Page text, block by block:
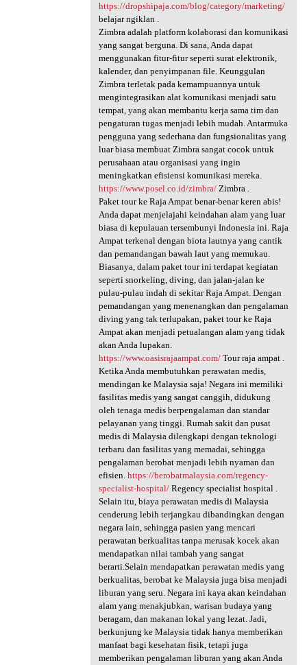
https://dropshipaja.com/blog/category/marketing/
belajar ngiklan .
Zimbra adalah platform kolaborasi dan komunikasi
yang sangat berguna. Di sana, Anda dapat
menggunakan fitur-fitur seperti surat elektronik,
kalender, dan penyimpanan file. Keunggulan
Zimbra terletak pada kemampuannya untuk
mengintegrasikan alat komunikasi menjadi satu
tempat, yang akan membantu kerja sama tim dan
pengaturan tugas menjadi lebih mudah. Antarmuka
pengguna yang sederhana dan fungsionalitas yang
luar biasa membuat Zimbra sangat cocok untuk
perusahaan atau organisasi yang ingin
meningkatkan efisiensi komunikasi mereka.
https://www.posel.co.id/zimbra/Zimbra .
Paket tour ke Raja Ampat benar-benar keren abis!
Anda dapat menjelajahi keindahan alam yang luar
biasa di kepulauan tersembunyi Indonesia ini. Raja
Ampat terkenal dengan biota lautnya yang cantik
dan pemandangan bawah laut yang memukau.
Biasanya, dalam paket tour ini terdapat kegiatan
seperti snorkeling, diving, dan jalan-jalan ke
pulau-pulau indah di sekitar Raja Ampat. Dengan
pemandangan yang menenangkan dan pengalaman
diving yang tak terlupakan, paket tour ke Raja
Ampat akan menjadi petualangan alam yang tidak
akan Anda lupakan.
https://www.oasisrajaampat.com/Tour raja ampat .
Ketika Anda membutuhkan perawatan medis,
mendingan ke Malaysia saja! Negara ini memiliki
fasilitas medis yang sangat canggih, didukung
oleh tenaga medis berpengalaman dan standar
pelayanan yang tinggi. Rumah sakit dan pusat
medis di Malaysia dilengkapi dengan teknologi
terbaru dan fasilitas yang memadai, sehingga
pengalaman berobat menjadi lebih nyaman dan
efisien. https://berobatmalaysia.com/regency-
specialist-hospital/Regency specialist hospital .
Selain itu, biaya perawatan medis di Malaysia
cenderung lebih terjangkau dibandingkan dengan
negara lain, sehingga pasien yang mencari
perawatan berkualitas tanpa merusak kocek akan
mendapatkan nilai tambah yang sangat
berarti.Selain mendapatkan perawatan medis yang
berkualitas, berobat ke Malaysia juga bisa menjadi
liburan yang seru. Negara ini kaya akan keindahan
alam yang menakjubkan, warisan budaya yang
beragam, dan makanan lokal yang lezat. Jadi,
berkunjung ke Malaysia tidak hanya memberikan
manfaat bagi kesehatan fisik, tetapi juga
memberikan pengalaman liburan yang akan Anda